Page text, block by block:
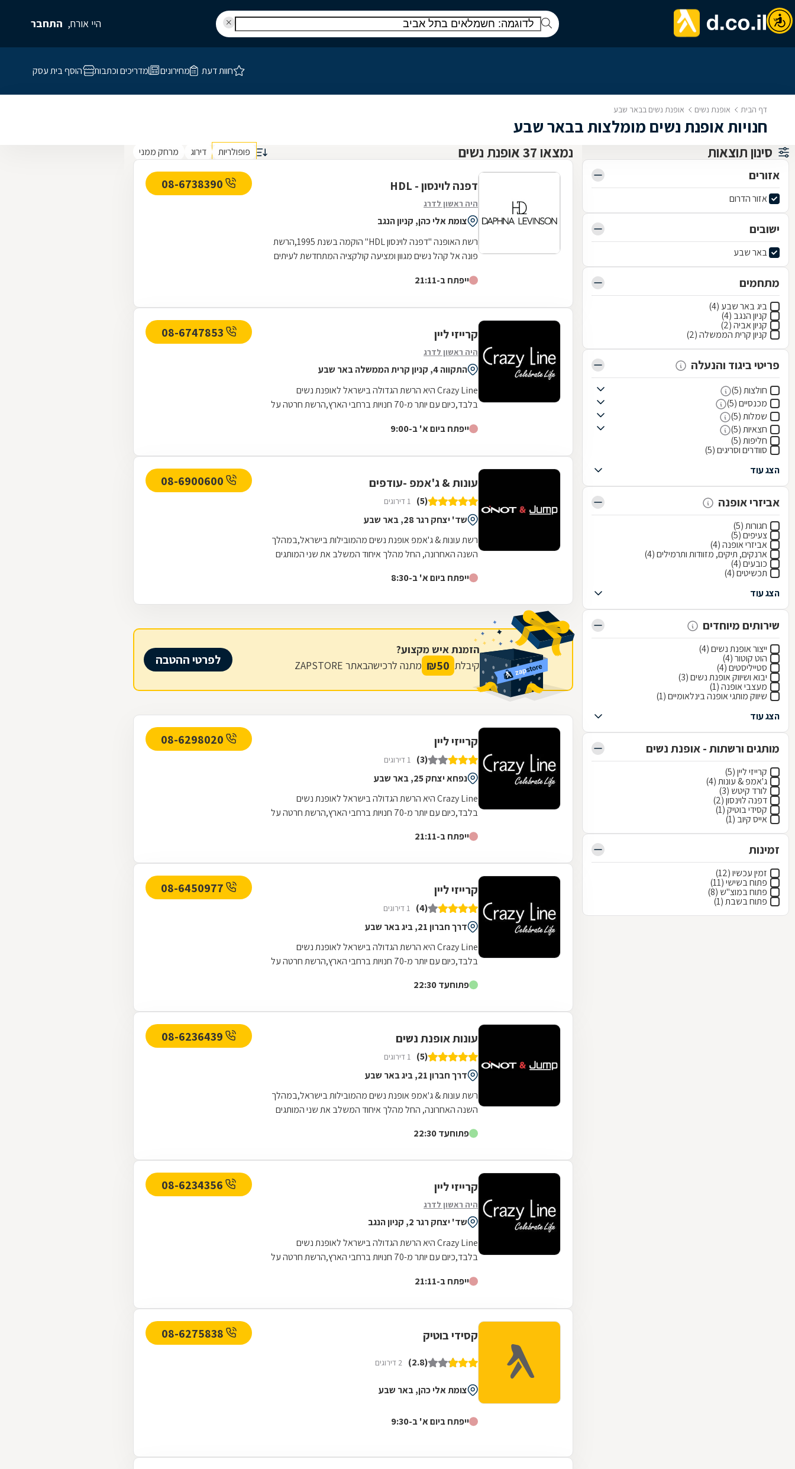
היי אורח, התחבר
חוות דעת מחירונים מדריכים וכתבות הוסף בית עסק
דף הבית אופנת נשים אופנת נשים בבאר שבע
חנויות אופנת נשים מומלצות בבאר שבע
סינון תוצאות
אזורים
אזור הדרום
ישובים
באר שבע
מתחמים
ביג באר שבע (4)
קניון הנגב (4)
קניון אביה (2)
קניון קרית הממשלה (2)
פריטי ביגוד והנעלה
חולצות (5)
מכנסיים (5)
שמלות (5)
חצאיות (5)
חליפות (5)
סוודרים וסריגים (5)
הצג עוד
אביזרי אופנה
חגורות (5)
צעיפים (5)
אביזרי אופנה (4)
ארנקים, תיקים, מזוודות ותרמילים (4)
כובעים (4)
תכשיטים (4)
הצג עוד
שירותים מיוחדים
ייצור אופנת נשים (4)
הוט קוטור (4)
סטייליסטים (4)
יבוא ושיווק אופנת נשים (3)
מעצבי אופנה (1)
שיווק מותגי אופנה בינלאומיים (1)
הצג עוד
מותגים ורשתות - אופנת נשים
קרייזי ליין (5)
ג'אמפ & עונות (4)
לורד קיטש (3)
דפנה לוינסון (2)
קסידי בוטיק (1)
אייס קיוב (1)
זמינות
זמין עכשיו (12)
פתוח בשישי (11)
פתוח במוצ"ש (8)
פתוח בשבת (1)
נמצאו 37 אופנת נשים פופולריות דירוג מרחק ממני
דפנה לוינסון - HDL
היה ראשון לדרג
צומת אלי כהן, קניון הנגב
רשת האופנה "דפנה לוינסון HDL" הוקמה בשנת 1995,הרשת
פונה אל קהל נשים מגוון ומציעה קולקציה המתחדשת לעיתים
ייפתח ב-21:11
קרייזי ליין
היה ראשון לדרג
התקווה 4, קניון קרית הממשלה באר שבע
Crazy Line היא הרשת הגדולה בישראל לאופנת נשים
בלבד,כיום עם יותר מ-70 חנויות ברחבי הארץ,הרשת חרטה על
ייפתח ביום א' ב-9:00
עונות & ג'אמפ -עודפים
(5) 1 דירוגים
שד' יצחק רגר 28, באר שבע
רשת עונות & ג'אמפ אופנת נשים מהמובילות בישראל,במהלך
השנה האחרונה, החל מהלך איחוד המשלב את שני המותגים
ייפתח ביום א' ב-8:30
הזמנת איש מקצוע?
קיבלת 50
₪ מתנה לרכישהבאתר ZAPSTORE לפרטי ההטבה
קרייזי ליין
(3) 1 דירוגים
נפחא יצחק 25, באר שבע
Crazy Line היא הרשת הגדולה בישראל לאופנת נשים
בלבד,כיום עם יותר מ-70 חנויות ברחבי הארץ,הרשת חרטה על
ייפתח ב-21:11
קרייזי ליין
(4) 1 דירוגים
דרך חברון 21, ביג באר שבע
Crazy Line היא הרשת הגדולה בישראל לאופנת נשים
בלבד,כיום עם יותר מ-70 חנויות ברחבי הארץ,הרשת חרטה על
פתוחעד 22:30
עונות אופנת נשים
(5) 1 דירוגים
דרך חברון 21, ביג באר שבע
רשת עונות & ג'אמפ אופנת נשים מהמובילות בישראל,במהלך
השנה האחרונה, החל מהלך איחוד המשלב את שני המותגים
פתוחעד 22:30
קרייזי ליין
היה ראשון לדרג
שד' יצחק רגר 2, קניון הנגב
Crazy Line היא הרשת הגדולה בישראל לאופנת נשים
בלבד,כיום עם יותר מ-70 חנויות ברחבי הארץ,הרשת חרטה על
ייפתח ב-21:11
קסידי בוטיק
(2.8) 2 דירוגים
צומת אלי כהן, באר שבע
ייפתח ביום א' ב-9:30